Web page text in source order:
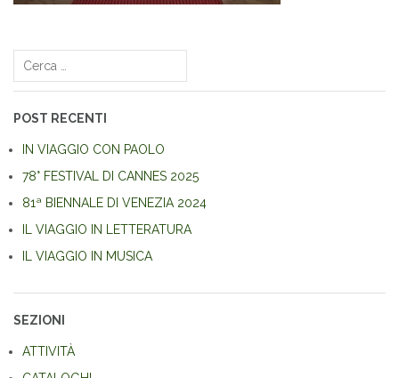
articoli
Ricerca
POST RECENTI
IN VIAGGIO CON PAOLO
78° FESTIVAL DI CANNES 2025
81ª BIENNALE DI VENEZIA 2024
IL VIAGGIO IN LETTERATURA
IL VIAGGIO IN MUSICA
SEZIONI
ATTIVITÀ